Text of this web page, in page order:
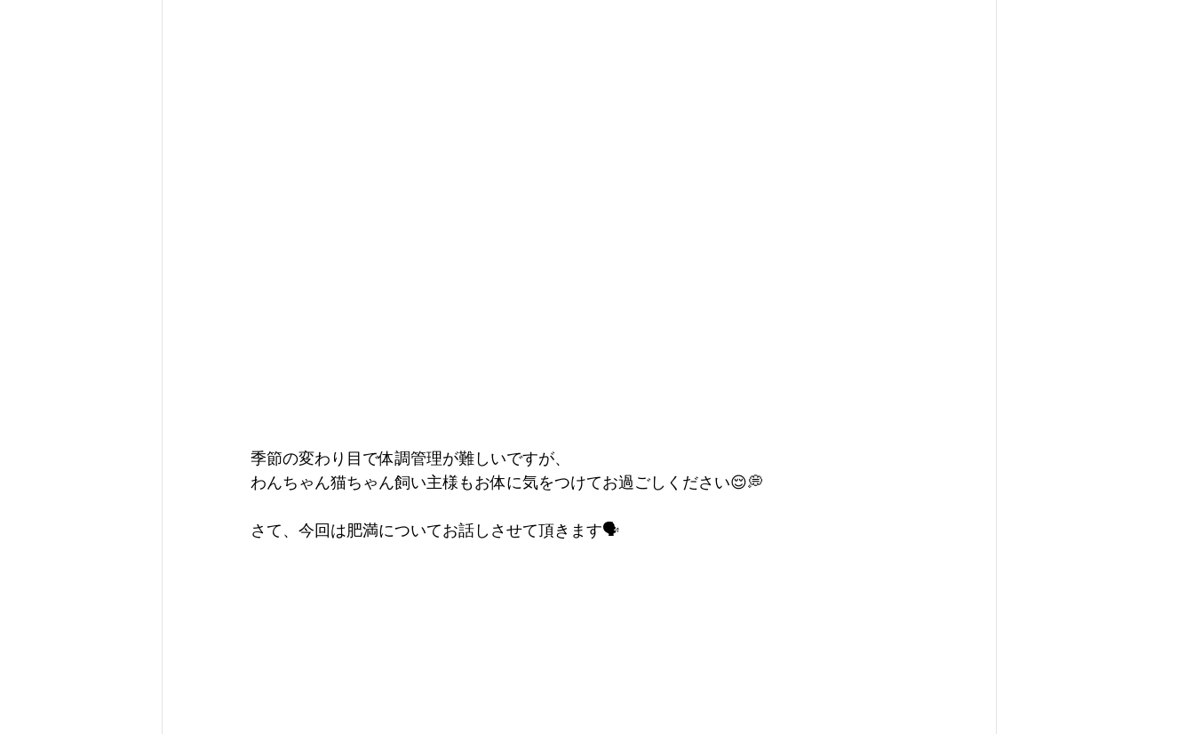
季節の変わり目で体調管理が難しいですが、
わんちゃん猫ちゃん飼い主様もお体に気をつけてお過ごしください😌💭
さて、今回は肥満についてお話しさせて頂きます🗣